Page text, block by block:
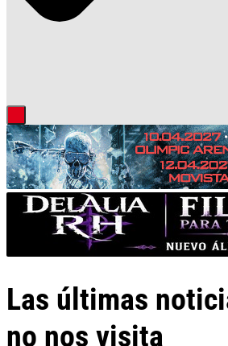
Las últimas
no nos visita